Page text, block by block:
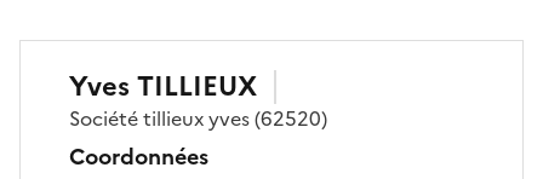
Yves TILLIEUX
Sociététillieux yves(62520)
Coordonnées